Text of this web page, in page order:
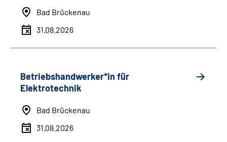
Bad Brückenau
31.08.2026
Betriebshandwerker*in für
Elektrotechnik
Bad Brückenau
31.08.2026